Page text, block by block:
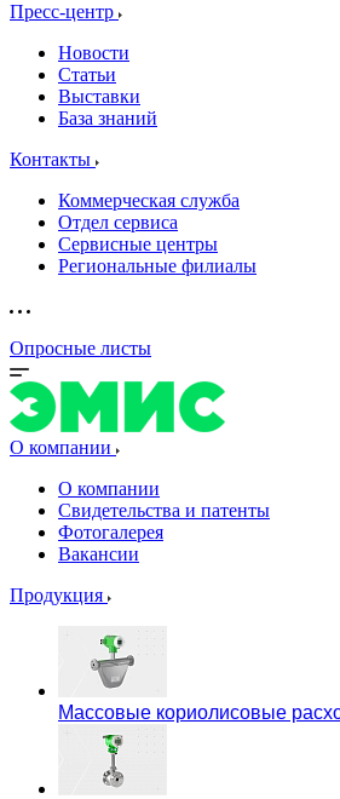
Пресс-центр
Новости
Статьи
Выставки
База знаний
Контакты
Коммерческая служба
Отдел сервиса
Сервисные центры
Региональные филиалы
Опросные листы
О компании
О компании
Свидетельства и патенты
Фотогалерея
Вакансии
Продукция
Массовые кориолисовые